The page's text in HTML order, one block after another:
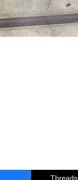
Threads